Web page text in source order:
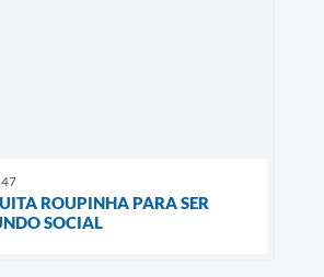
ROUPINHA PARA SER
SOCIAL